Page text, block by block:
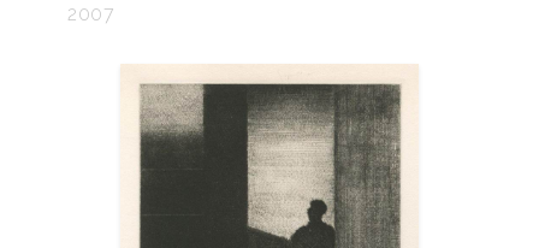
2007